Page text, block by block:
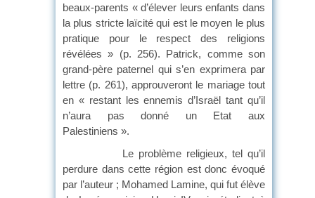
beaux-parents « d’élever leurs enfants dans
la plus stricte laïcité qui est le moyen le plus
pratique pour le respect des religions
révélées » (p. 256). Patrick, comme son
grand-père paternel qui s’en exprimera par
lettre (p. 261), approuveront le mariage tout
en « restant les ennemis d’Israël tant qu’il
n’aura pas donné un Etat aux
Palestiniens ».
Le problème religieux, tel qu’il
perdure dans cette région est donc évoqué
par l’auteur ; Mohamed Lamine, qui fut élève